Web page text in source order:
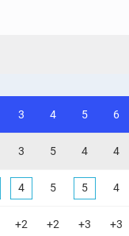
3 4 5 6
3 5 4 4
4 5 5 4
+2 +2 +3 +3